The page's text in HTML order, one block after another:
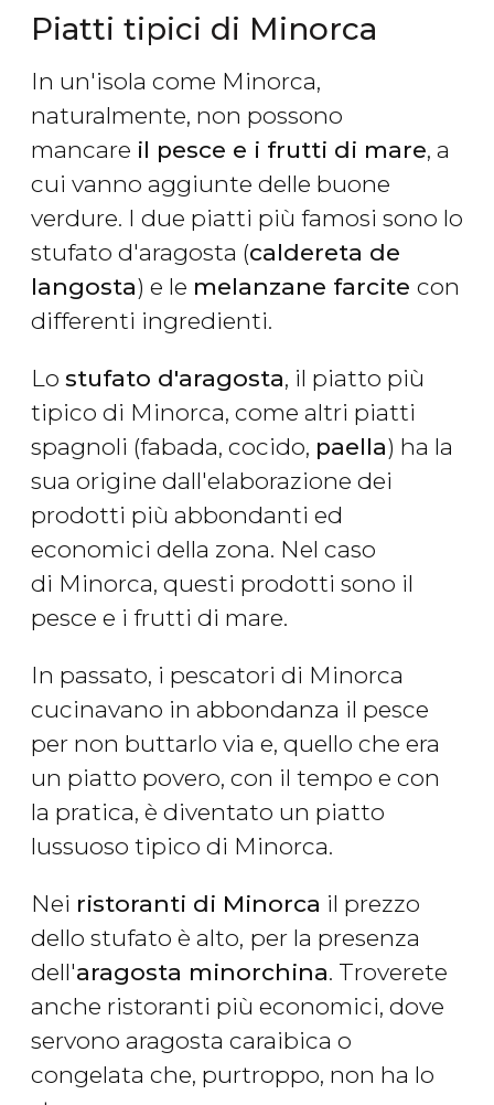
Piatti tipici di Minorca
In un'isola come Minorca,
naturalmente, non possono
mancare il pesce e i frutti di mare, a
cui vanno aggiunte delle buone
verdure. I due piatti più famosi sono lo
stufato d'aragosta (caldereta de
langosta) e le melanzane farcite con
differenti ingredienti.
Lo stufato d'aragosta, il piatto più
tipico di Minorca, come altri piatti
spagnoli (fabada, cocido, paella) ha la
sua origine dall'elaborazione dei
prodotti più abbondanti ed
economici della zona. Nel caso
di Minorca, questi prodotti sono il
pesce e i frutti di mare.
In passato, i pescatori di Minorca
cucinavano in abbondanza il pesce
per non buttarlo via e, quello che era
un piatto povero, con il tempo e con
la pratica, è diventato un piatto
lussuoso tipico di Minorca.
Nei ristoranti di Minorca il prezzo
dello stufato è alto, per la presenza
dell'aragosta minorchina. Troverete
anche ristoranti più economici, dove
servono aragosta caraibica o
congelata che, purtroppo, non ha lo